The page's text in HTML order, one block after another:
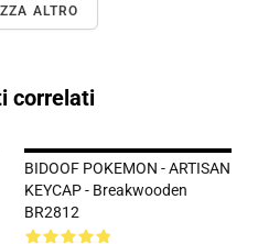
ALTRO
correlati
BIDOOF POKEMON - ARTISAN
KEYCAP - Breakwooden
BR2812